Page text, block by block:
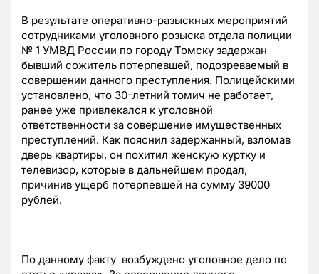
В результате оперативно-разыскных мероприятий
сотрудниками уголовного розыска отдела полиции
№ 1 УМВД России по городу Томску задержан
бывший сожитель потерпевшей, подозреваемый в
совершении данного преступления. Полицейскими
установлено, что 30-летний томич не работает,
ранее уже привлекался к уголовной
ответственности за совершение имущественных
преступлений. Как пояснил задержанный, взломав
дверь квартиры, он похитил женскую куртку и
телевизор, которые в дальнейшем продал,
причинив ущерб потерпевшей на сумму 39000
рублей.
По данному факту возбуждено уголовное дело по